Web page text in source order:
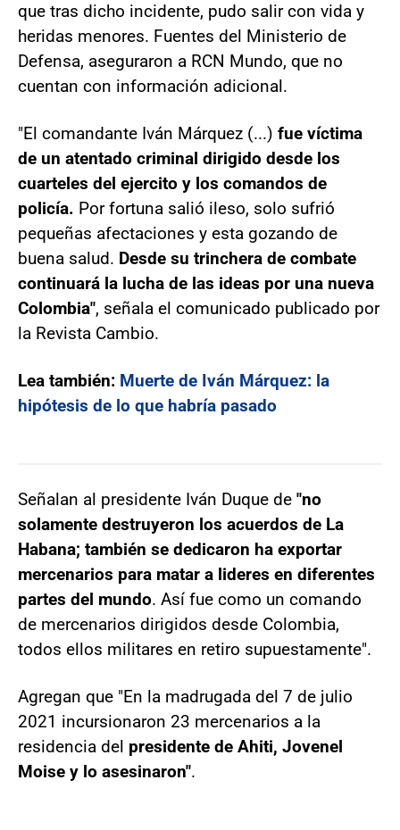
que tras dicho incidente, pudo salir con vida y
heridas menores. Fuentes del Ministerio de
Defensa, aseguraron a RCN Mundo, que no
cuentan con información adicional.
"El comandante Iván Márquez (...) fue víctima
de un atentado criminal dirigido desde los
cuarteles del ejercito y los comandos de
policía. Por fortuna salió ileso, solo sufrió
pequeñas afectaciones y esta gozando de
buena salud. Desde su trinchera de combate
continuará la lucha de las ideas por una nueva
Colombia", señala el comunicado publicado por
la Revista Cambio.
Lea también: Muerte de Iván Márquez: la
hipótesis de lo que habría pasado
Señalan al presidente Iván Duque de "no
solamente destruyeron los acuerdos de La
Habana; también se dedicaron ha exportar
mercenarios para matar a lideres en diferentes
partes del mundo. Así fue como un comando
de mercenarios dirigidos desde Colombia,
todos ellos militares en retiro supuestamente".
Agregan que "En la madrugada del 7 de julio
2021 incursionaron 23 mercenarios a la
residencia del presidente de Ahiti, Jovenel
Moise y lo asesinaron".